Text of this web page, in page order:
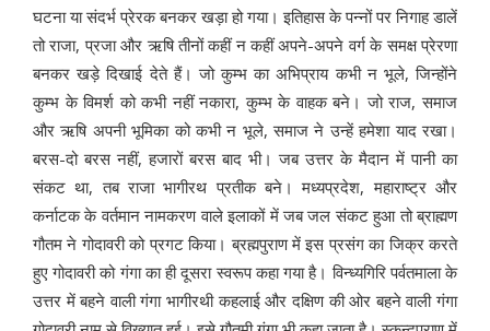
घटना या संदर्भ प्रेरक बनकर खड़ा हो गया। इतिहास के पन्नों पर निगाह डालें
तो राजा, प्रजा और ऋषि तीनों कहीं न कहीं अपने-अपने वर्ग के समक्ष प्रेरणा
बनकर खड़े दिखाई देते हैं। जो कुम्भ का अभिप्राय कभी न भूले, जिन्होंने
कुम्भ के विमर्श को कभी नहीं नकारा, कुम्भ के वाहक बने। जो राज, समाज
और ऋषि अपनी भूमिका को कभी न भूले, समाज ने उन्हें हमेशा याद रखा।
बरस-दो बरस नहीं, हजारों बरस बाद भी। जब उत्तर के मैदान में पानी का
संकट था, तब राजा भागीरथ प्रतीक बने। मध्यप्रदेश, महाराष्ट्र और
कर्नाटक के वर्तमान नामकरण वाले इलाकों में जब जल संकट हुआ तो ब्राह्मण
गौतम ने गोदावरी को प्रगट किया। ब्रह्मपुराण में इस प्रसंग का जिक्र करते
हुए गोदावरी को गंगा का ही दूसरा स्वरूप कहा गया है। विन्ध्यगिरि पर्वतमाला के
उत्तर में बहने वाली गंगा भागीरथी कहलाई और दक्षिण की ओर बहने वाली गंगा